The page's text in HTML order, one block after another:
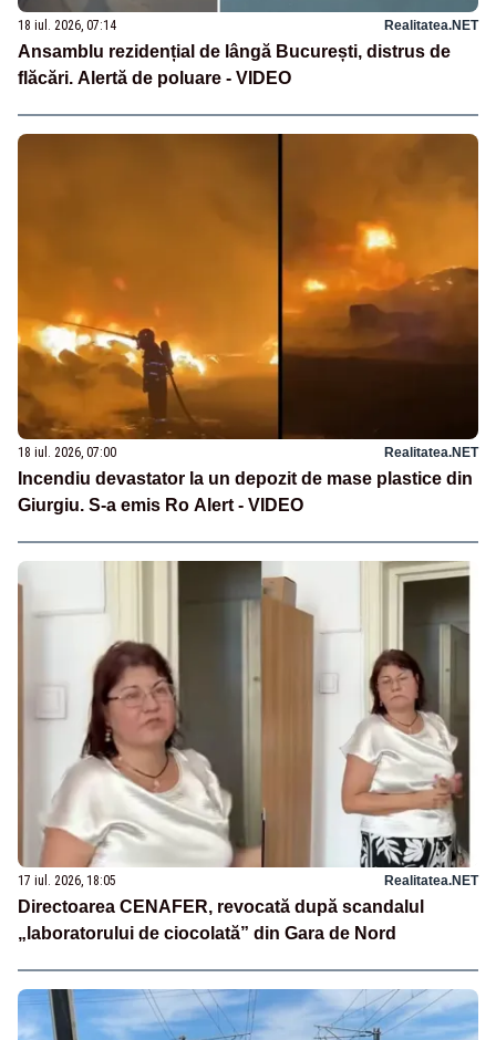
18 iul. 2026, 07:14 Realitatea.NET
Ansamblu rezidențial de lângă București, distrus de
flăcări. Alertă de poluare - VIDEO
18 iul. 2026, 07:00 Realitatea.NET
Incendiu devastator la un depozit de mase plastice din
Giurgiu. S-a emis Ro Alert - VIDEO
17 iul. 2026, 18:05 Realitatea.NET
Directoarea CENAFER, revocată după scandalul
„laboratorului de ciocolată” din Gara de Nord